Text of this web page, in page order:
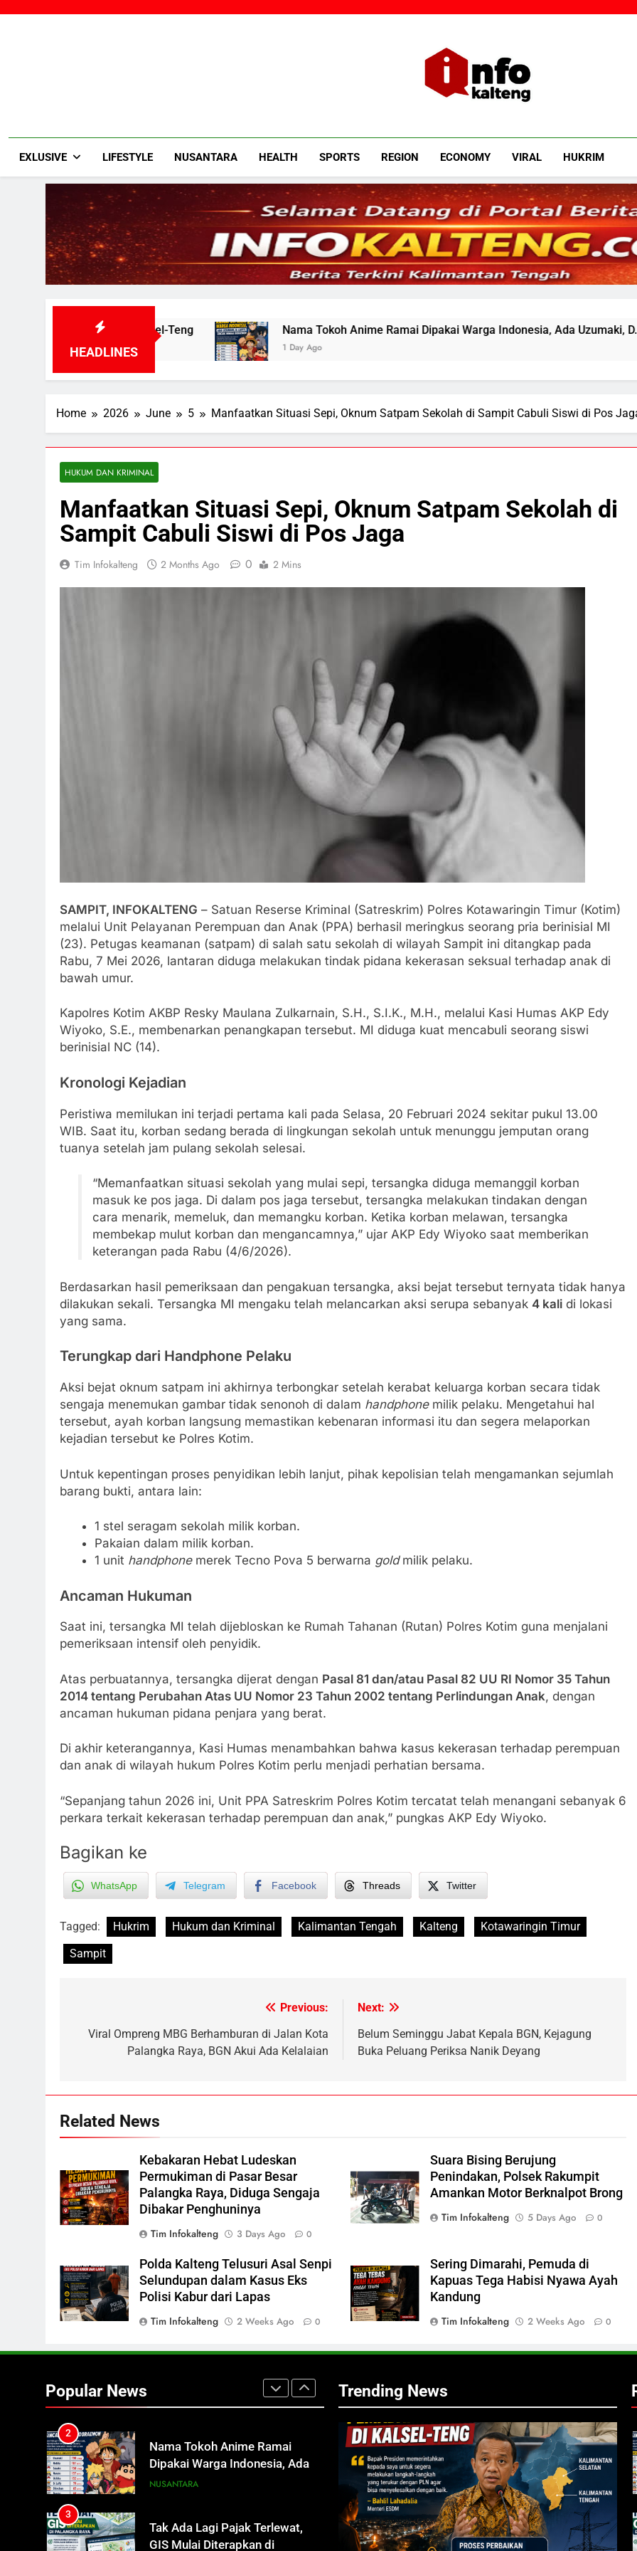
Infokalteng
EXLUSIVE LIFESTYLE NUSANTARA HEALTH SPORTS REGION ECONOMY VIRAL HUKRIM
HEADLINES
Nama Tokoh Anime Ramai Dipakai Warga Indonesia, Ada Uzumaki, D. Luffy, Shinchan,
Home 2026 June 5 Manfaatkan Situasi Sepi, Oknum Satpam Sekolah di Sampit Cabuli Siswi di Pos
HUKUM DAN KRIMINAL
Manfaatkan Situasi Sepi, Oknum Satpam Sekolah di
Sampit Cabuli Siswi di Pos Jaga
Tim Infokalteng 2 Months Ago 0 2 Mins
SAMPIT, INFOKALTENG – Satuan Reserse Kriminal (Satreskrim) Polres Kotawaringin Timur (Kotim)
melalui Unit Pelayanan Perempuan dan Anak (PPA) berhasil meringkus seorang pria berinisial MI
(23). Petugas keamanan (satpam) di salah satu sekolah di wilayah Sampit ini ditangkap pada
Rabu, 7 Mei 2026, lantaran diduga melakukan tindak pidana kekerasan seksual terhadap anak di
bawah umur.
Kapolres Kotim AKBP Resky Maulana Zulkarnain, S.H., S.I.K., M.H., melalui Kasi Humas AKP Edy
Wiyoko, S.E., membenarkan penangkapan tersebut. MI diduga kuat mencabuli seorang siswi
berinisial NC (14).
Kronologi Kejadian
Peristiwa memilukan ini terjadi pertama kali pada Selasa, 20 Februari 2024 sekitar pukul 13.00
WIB. Saat itu, korban sedang berada di lingkungan sekolah untuk menunggu jemputan orang
tuanya setelah jam pulang sekolah selesai.
“Memanfaatkan situasi sekolah yang mulai sepi, tersangka diduga memanggil korban
masuk ke pos jaga. Di dalam pos jaga tersebut, tersangka melakukan tindakan dengan
cara menarik, memeluk, dan memangku korban. Ketika korban melawan, tersangka
membekap mulut korban dan mengancamnya,” ujar AKP Edy Wiyoko saat memberikan
keterangan pada Rabu (4/6/2026).
Berdasarkan hasil pemeriksaan dan pengakuan tersangka, aksi bejat tersebut ternyata tidak hanya
dilakukan sekali. Tersangka MI mengaku telah melancarkan aksi serupa sebanyak 4 kali di lokasi
yang sama.
Terungkap dari Handphone Pelaku
Aksi bejat oknum satpam ini akhirnya terbongkar setelah kerabat keluarga korban secara tidak
sengaja menemukan gambar tidak senonoh di dalam handphonemilik pelaku. Mengetahui hal
tersebut, ayah korban langsung memastikan kebenaran informasi itu dan segera melaporkan
kejadian tersebut ke Polres Kotim.
Untuk kepentingan proses penyidikan lebih lanjut, pihak kepolisian telah mengamankan sejumlah
barang bukti, antara lain:
1 stel seragam sekolah milik korban.
Pakaian dalam milik korban.
1 unit handphonemerek Tecno Pova 5 berwarna goldmilik pelaku.
Ancaman Hukuman
Saat ini, tersangka MI telah dijebloskan ke Rumah Tahanan (Rutan) Polres Kotim guna menjalani
pemeriksaan intensif oleh penyidik.
Atas perbuatannya, tersangka dijerat dengan Pasal 81 dan/atau Pasal 82 UU RI Nomor 35 Tahun
2014 tentang Perubahan Atas UU Nomor 23 Tahun 2002 tentang Perlindungan Anak, dengan
ancaman hukuman pidana penjara yang berat.
Di akhir keterangannya, Kasi Humas menambahkan bahwa kasus kekerasan terhadap perempuan
dan anak di wilayah hukum Polres Kotim perlu menjadi perhatian bersama.
“Sepanjang tahun 2026 ini, Unit PPA Satreskrim Polres Kotim tercatat telah menangani sebanyak 6
perkara terkait kekerasan terhadap perempuan dan anak,” pungkas AKP Edy Wiyoko.
Bagikan ke
WhatsApp Telegram Facebook Threads Twitter
Tagged: Hukrim Hukum dan Kriminal Kalimantan Tengah Kalteng
Kotawaringin Timur
Sampit
navigation
Previous:
Viral Ompreng MBG Berhamburan di Jalan Kota
Palangka Raya, BGN Akui Ada Kelalaian
Next:
Belum Seminggu Jabat Kepala BGN, Kejagung
Buka Peluang Periksa Nanik Deyang
Related News
Kebakaran Hebat Ludeskan
Permukiman di Pasar Besar
Palangka Raya, Diduga Sengaja
Dibakar Penghuninya
Tim Infokalteng
3 Days Ago 0
Suara Bising Berujung
Penindakan, Polsek Rakumpit
Amankan Motor Berknalpot Brong
Tim Infokalteng
5 Days Ago 0
Polda Kalteng Telusuri Asal Senpi
Selundupan dalam Kasus Eks
Polisi Kabur dari Lapas
Tim Infokalteng
2 Weeks Ago 0
Sering Dimarahi, Pemuda di
Kapuas Tega Habisi Nyawa Ayah
Kandung
Tim Infokalteng
2 Weeks Ago 0
Popular News
5
Mantan Wakil Wali Kota
Keluhkan Badut Jalanan, Sebut
Suara Bising Berujung
Penindakan, Polsek Rakumpit
Amankan Motor Berknalpot
Brong
HUKUM DAN KRIMINAL
8
Harga Pertalite Subsidi Eceran
di Lamandau Masih Tembus
Rp15 Ribu per Liter
REGION
1
Presiden Prabowo Minta Bahlil
Segera Tuntaskan Pemadaman
Listrik di Kalsel-Teng
NUSANTARA
2
Dipakai Warga Indonesia, Ada
Uzumaki, D. Luffy, Shinchan,
3
Tak Ada Lagi Pajak Terlewat,
GIS Mulai Diterapkan di
Palangka Raya
ECONOMY
4
Manajemen FEB UPR Cetak
Lulusan Siap Kerja Melalui
Trending News